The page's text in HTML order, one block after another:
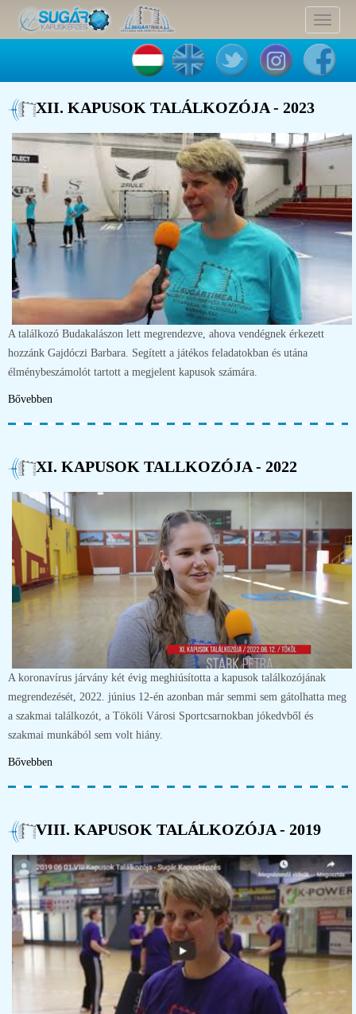
Toggle
XII. KAPUSOK TALÁLKOZÓJA - 2023
A találkozó Budakalászon lett megrendezve, ahova vendégnek érkezett
hozzánk Gajdóczi Barbara. Segített a játékos feladatokban és utána
élménybeszámolót tartott a megjelent kapusok számára.
Bővebben
XI. KAPUSOK TALLKOZÓJA - 2022
A koronavírus járvány két évig meghiúsította a kapusok találkozójának
megrendezését, 2022. június 12-én azonban már semmi sem gátolhatta meg
a szakmai találkozót, a Tököli Városi Sportcsarnokban jókedvből és
szakmai munkából sem volt hiány.
Bővebben
VIII. KAPUSOK TALÁLKOZÓJA - 2019